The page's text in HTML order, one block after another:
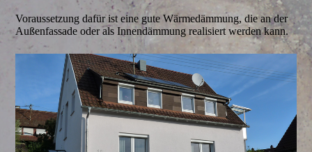
Voraussetzung dafür ist eine gute Wärmedämmung, die an der
Außenfassade oder als Innendämmung realisiert werden kann.